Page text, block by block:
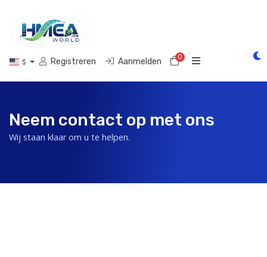
$ Registreren Aanmelden 0Winkelwagen
Neem contact op met ons
Wij staan klaar om u te helpen.